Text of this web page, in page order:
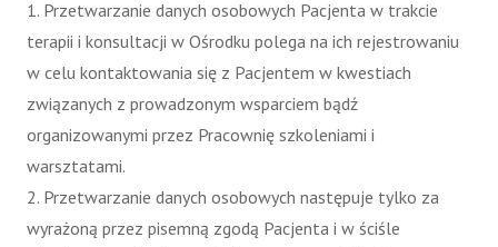
1. Przetwarzanie danych osobowych Pacjenta w trakcie
terapii i konsultacji w Ośrodku polega na ich rejestrowaniu
w celu kontaktowania się z Pacjentem w kwestiach
związanych z prowadzonym wsparciem bądź
organizowanymi przez Pracownię szkoleniami i
warsztatami.
2. Przetwarzanie danych osobowych następuje tylko za
wyrażoną przez pisemną zgodą Pacjenta i w ściśle